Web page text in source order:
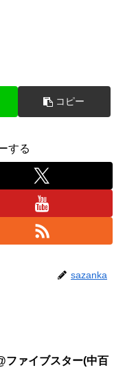
コピー
する
sazanka
ファイブスター(中百